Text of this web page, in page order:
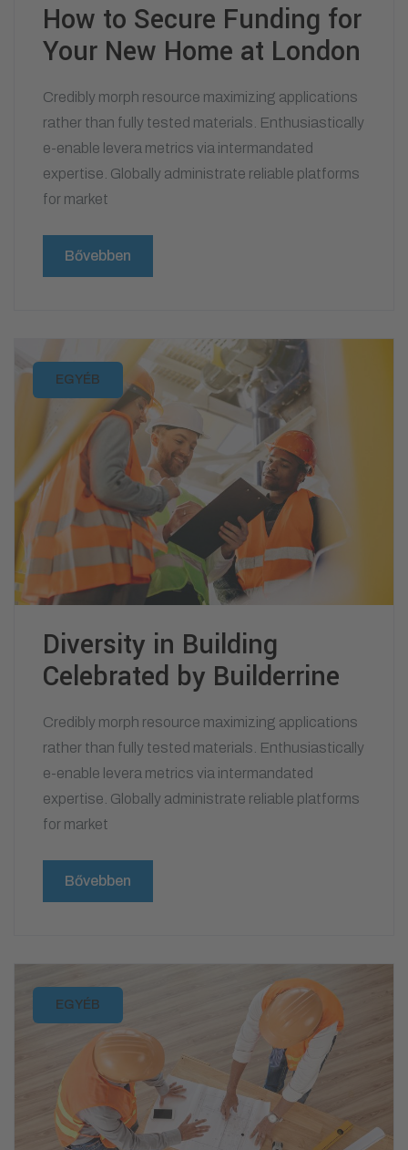
How to Secure Funding for
Your New Home at London
Credibly morph resource maximizing applications
rather than fully tested materials. Enthusiastically
e-enable levera metrics via intermandated
expertise. Globally administrate reliable platforms
for market
Bővebben
EGYÉB
Diversity in Building
Celebrated by Builderrine
Credibly morph resource maximizing applications
rather than fully tested materials. Enthusiastically
e-enable levera metrics via intermandated
expertise. Globally administrate reliable platforms
for market
Bővebben
EGYÉB